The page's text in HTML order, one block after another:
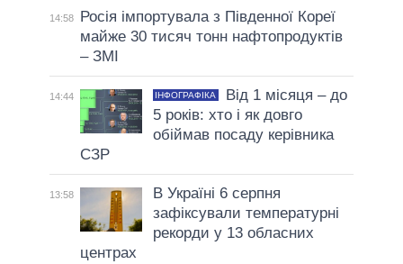
14:58
Росія імпортувала з Південної Кореї
майже 30 тисяч тонн нафтопродуктів
– ЗМІ
14:44 ІНФОГРАФІКА
Від 1 місяця – до
5 років: хто і як довго
обіймав посаду керівника
СЗР
13:58
В Україні 6 серпня
зафіксували температурні
рекорди у 13 обласних
центрах